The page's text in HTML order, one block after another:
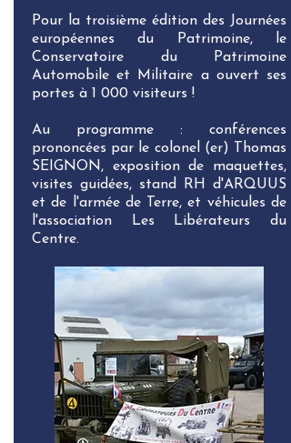
Pour la troisième édition des Journées
européennes du Patrimoine, le
Conservatoire du Patrimoine
Automobile et Militaire a ouvert ses
portes à 1 000 visiteurs !
Au programme : conférences
prononcées par le colonel (er) Thomas
SEIGNON, exposition de maquettes,
visites guidées, stand RH d'ARQUUS
et de l'armée de Terre, et véhicules de
l'association Les Libérateurs du
Centre.